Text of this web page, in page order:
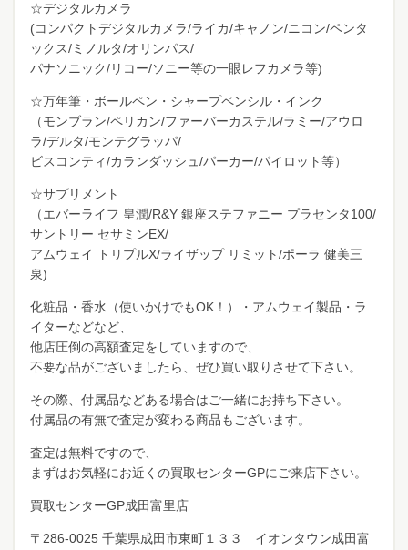
☆デジタルカメラ
(コンパクトデジタルカメラ/ライカ/キャノン/ニコン/ペンタ
ックス/ミノルタ/オリンパス/
パナソニック/リコー/ソニー等の一眼レフカメラ等)
☆万年筆・ボールペン・シャープペンシル・インク
（モンブラン/ペリカン/ファーバーカステル/ラミー/アウロ
ラ/デルタ/モンテグラッパ/
ビスコンティ/カランダッシュ/パーカー/パイロット等）
☆サプリメント
（エバーライフ 皇潤/R&Y 銀座ステファニー プラセンタ100/
サントリー セサミンEX/
アムウェイ トリプルX/ライザップ リミット/ポーラ 健美三
泉)
化粧品・香水（使いかけでもOK！）・アムウェイ製品・ラ
イターなどなど、
他店圧倒の高額査定をしていますので、
不要な品がございましたら、ぜひ買い取りさせて下さい。
その際、付属品などある場合はご一緒にお持ち下さい。
付属品の有無で査定が変わる商品もございます。
査定は無料ですので、
まずはお気軽にお近くの買取センターGPにご来店下さい。
買取センターGP成田富里店
〒286-0025 千葉県成田市東町１３３ イオンタウン成田富